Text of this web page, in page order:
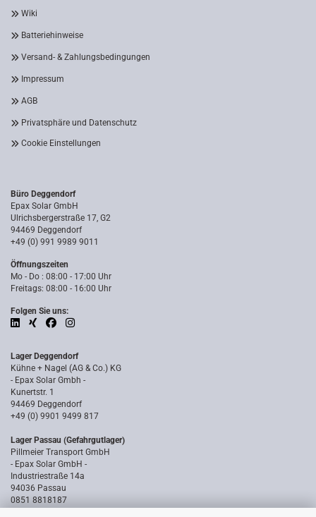
Wiki
Batteriehinweise
Versand- & Zahlungsbedingungen
Impressum
AGB
Privatsphäre und Datenschutz
Cookie Einstellungen
Büro Deggendorf
Epax Solar GmbH
Ulrichsbergerstraße 17, G2
94469 Deggendorf
+49 (0) 991 9989 9011
Öffnungszeiten
Mo - Do : 08:00 - 17:00 Uhr
Freitags: 08:00 - 16:00 Uhr
Folgen Sie uns:
Lager Deggendorf
Kühne + Nagel (AG & Co.) KG
- Epax Solar Gmbh -
Kunertstr. 1
94469 Deggendorf
+49 (0) 9901 9499 817
Lager Passau (Gefahrgutlager)
Pillmeier Transport GmbH
- Epax Solar GmbH -
Industriestraße 14a
94036 Passau
0851 8818187